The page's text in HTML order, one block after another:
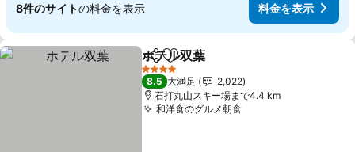
8件のサイトの料金を表示 料金を表示
シェアお気に入りに追加
ホテル双葉
4 ホテルのランク
8.5 大満足
2,022
石打丸山スキー場まで4.4 km
和洋食のグルメ朝食